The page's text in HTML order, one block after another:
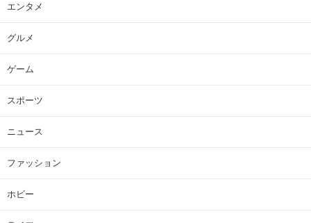
エンタメ
グルメ
ゲーム
スポーツ
ニュース
ファッション
ホビー